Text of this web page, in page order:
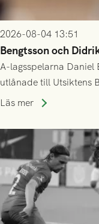
2026-08-04 13:51
Bengtsson och
A-lagsspelarna Daniel
utlånade till Utsiktens
speltid i Hestrafors
Läs mer